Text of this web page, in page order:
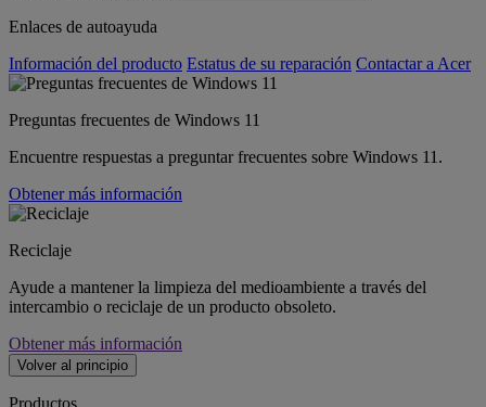
Enlaces de autoayuda
Información del producto Estatus de su reparación Contactar a Acer
Preguntas frecuentes de Windows 11
Encuentre respuestas a preguntar frecuentes sobre Windows 11.
Obtener más información
Reciclaje
Ayude a mantener la limpieza del medioambiente a través del
intercambio o reciclaje de un producto obsoleto.
Obtener más información
Volver al principio